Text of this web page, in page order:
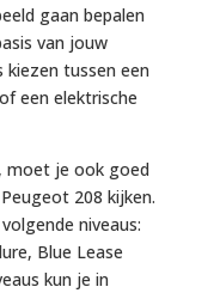
gaan bepalen
van jouw
tussen een
een elektrische
moet je ook goed
208 kijken.
niveaus:
Blue Lease
kun je in